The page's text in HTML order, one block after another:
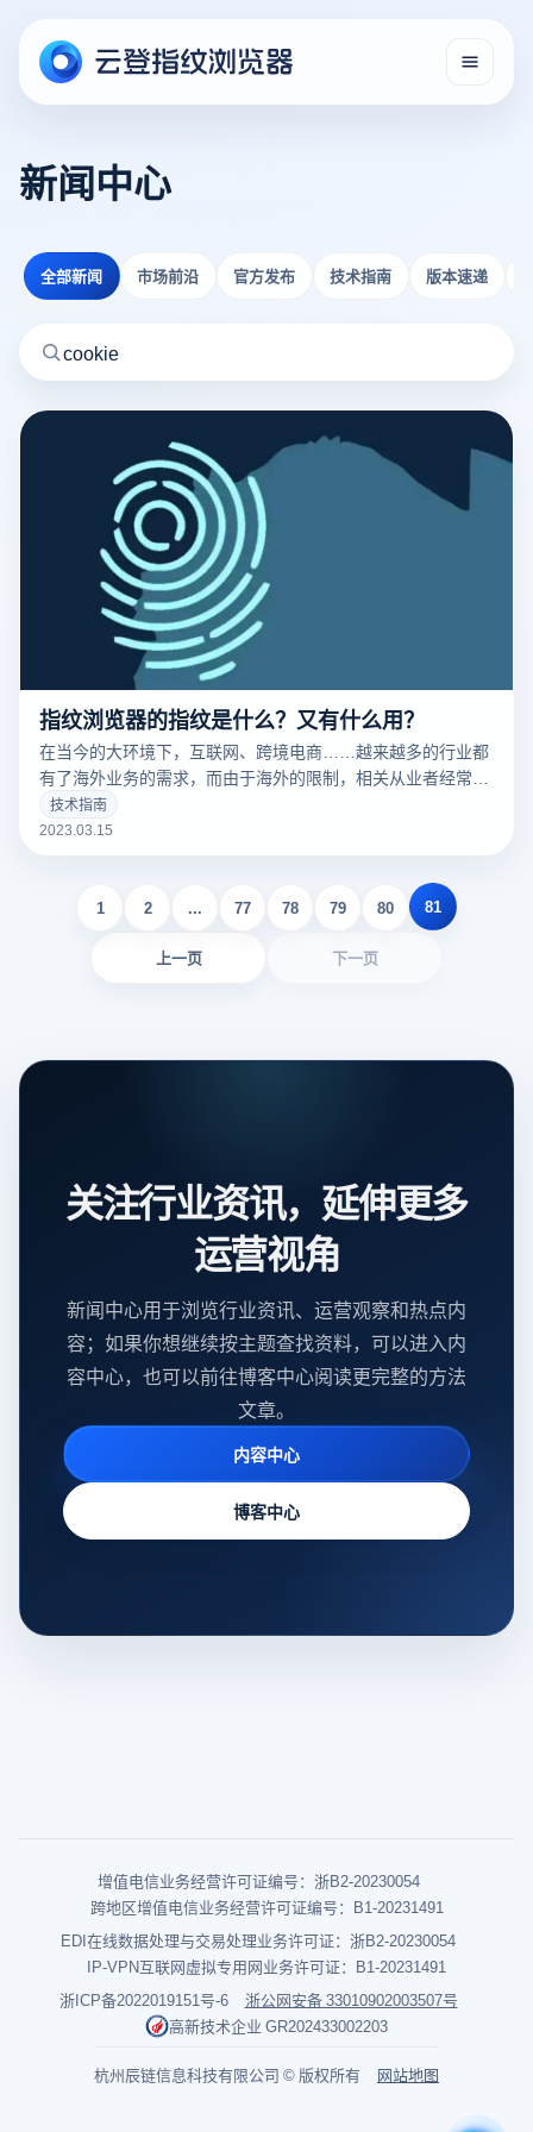
新闻中心
全部新闻 市场前沿 官方发布 技术指南 版本速递
指纹浏览器的指纹是什么？又有什么用？
在当今的大环境下，互联网、跨境电商……越来越多的行业都
有了海外业务的需求，而由于海外的限制，相关从业者经常要
针对不同的工作内容用到不同的IP，这时候便要用到指纹浏览
器。要清楚的了解什么是指纹浏览器之前，我们需要知道什么
技术指南
2023.03.15
上一页
1 2 ... 77 78 79 80 81
下一页
关注行业资讯，延伸更多
运营视角
新闻中心用于浏览行业资讯、运营观察和热点内
容；如果你想继续按主题查找资料，可以进入内
容中心，也可以前往博客中心阅读更完整的方法
文章。
内容中心
博客中心
增值电信业务经营许可证编号：浙B2-20230054
跨地区增值电信业务经营许可证编号：B1-20231491
EDI在线数据处理与交易处理业务许可证：浙B2-20230054
IP-VPN互联网虚拟专用网业务许可证：B1-20231491
浙ICP备2022019151号-6
浙公网安备 33010902003507号
高新技术企业 GR202433002203
杭州辰链信息科技有限公司 © 版权所有 网站地图